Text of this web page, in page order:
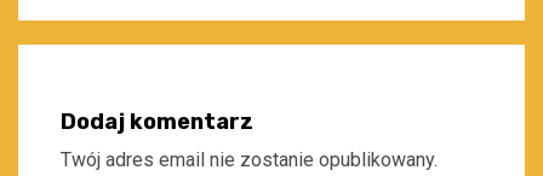
Dodaj komentarz
Twój adres email nie zostanie opublikowany.